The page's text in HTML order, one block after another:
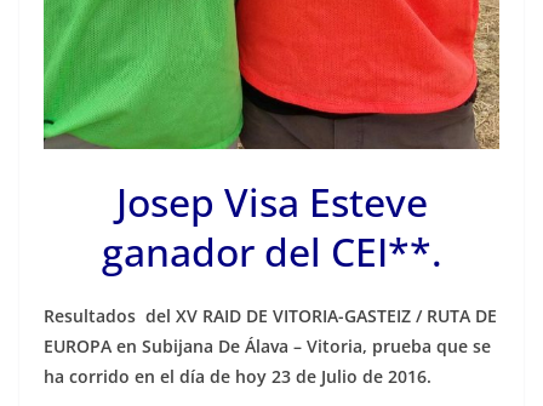
Josep Visa Esteve
ganador del CEI**.
Resultados del XV RAID DE VITORIA-GASTEIZ / RUTA DE
EUROPA en Subijana De Álava – Vitoria, prueba que se
ha corrido en el día de hoy 23 de Julio de 2016.